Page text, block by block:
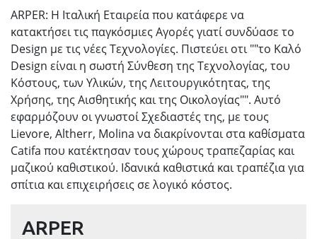
ARPER: Η Ιταλική Εταιρεία που κατάφερε να
κατακτήσει τις παγκόσμιες Αγορές γιατί συνδύασε το
Design με τις νέες Τεχνολογίες. Πιστεύει οτι ""το Καλό
Design είναι η σωστή Σύνθεση της Τεχνολογίας, του
Κόστους, των Υλικών, της Λειτουργικότητας, της
Χρήσης, της Αισθητικής και της Οικολογίας"". Αυτό
εφαρμόζουν οι γνωστοί Σχεδιαστές της, με τους
Lievore, Altherr, Molina να διακρίνονται στα καθίσματα
Catifa που κατέκτησαν τους χώρους τραπεζαρίας και
μαζικού καθιστικού. Ιδανικά καθιστικά και τραπέζια για
σπίτια και επιχειρήσεις σε λογικό κόστος.
ARPER